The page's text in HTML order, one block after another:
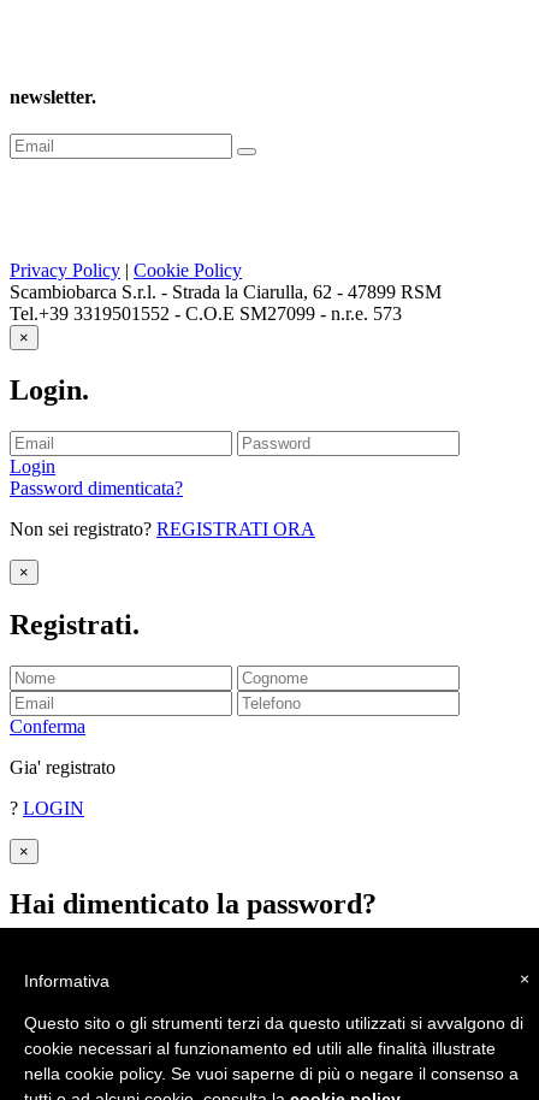
newsletter.
Privacy Policy | Cookie Policy
Scambiobarca S.r.l. - Strada la Ciarulla, 62 - 47899 RSM
Tel.+39 3319501552 - C.O.E SM27099 - n.r.e. 573
×
Login.
Login
Password dimenticata?
Non sei registrato? REGISTRATI ORA
×
Registrati.
Conferma
Gia' registrato
? LOGIN
×
Hai dimenticato la password?
Ti invieremo la password.
INVIA
×
Informativa
Questo sito o gli strumenti terzi da questo utilizzati si avvalgono di
cookie necessari al funzionamento ed utili alle finalità illustrate
nella cookie policy. Se vuoi saperne di più o negare il consenso a